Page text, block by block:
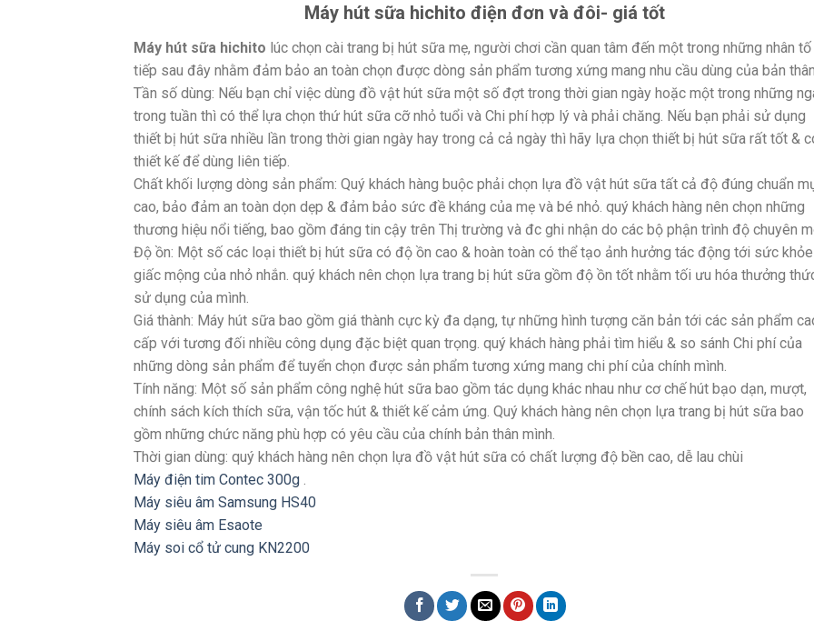
Máy hút sữa hichito điện đơn và đôi- giá tốt
Máy hút sữa hichito lúc chọn cài trang bị hút sữa mẹ, người chơi cần quan tâm đến một trong những nhân tố
tiếp sau đây nhằm đảm bảo an toàn chọn được dòng sản phẩm tương xứng mang nhu cầu dùng của bản
Tần số dùng: Nếu bạn chỉ việc dùng đồ vật hút sữa một số đợt trong thời gian ngày hoặc một trong những
trong tuần thì có thể lựa chọn thứ hút sữa cỡ nhỏ tuổi và Chi phí hợp lý và phải chăng. Nếu bạn phải sử dụng
thiết bị hút sữa nhiều lần trong thời gian ngày hay trong cả cả ngày thì hãy lựa chọn thiết bị hút sữa rất tốt &
thiết kế để dùng liên tiếp.
Chất khối lượng dòng sản phẩm: Quý khách hàng buộc phải chọn lựa đồ vật hút sữa tất cả độ đúng chuẩn
cao, bảo đảm an toàn dọn dẹp & đảm bảo sức đề kháng của mẹ và bé nhỏ. quý khách hàng nên chọn những
thương hiệu nổi tiếng, bao gồm đáng tin cậy trên Thị trường và đc ghi nhận do các bộ phận trình độ chuyên
Độ ồn: Một số các loại thiết bị hút sữa có độ ồn cao & hoàn toàn có thể tạo ảnh hưởng tác động tới sức
giấc mộng của nhỏ nhắn. quý khách nên chọn lựa trang bị hút sữa gồm độ ồn tốt nhằm tối ưu hóa thưởng
sử dụng của mình.
Giá thành: Máy hút sữa bao gồm giá thành cực kỳ đa dạng, tự những hình tượng căn bản tới các sản phẩm
cấp với tương đối nhiều công dụng đặc biệt quan trọng. quý khách hàng phải tìm hiểu & so sánh Chi phí của
những dòng sản phẩm để tuyển chọn được sản phẩm tương xứng mang chi phí của chính mình.
Tính năng: Một số sản phẩm công nghệ hút sữa bao gồm tác dụng khác nhau như cơ chế hút bạo dạn, mượt,
chính sách kích thích sữa, vận tốc hút & thiết kế cảm ứng. Quý khách hàng nên chọn lựa trang bị hút sữa bao
gồm những chức năng phù hợp có yêu cầu của chính bản thân mình.
Thời gian dùng: quý khách hàng nên chọn lựa đồ vật hút sữa có chất lượng độ bền cao, dễ lau chùi
Máy điện tim Contec 300g .
Máy siêu âm Samsung HS40
Máy siêu âm Esaote
Máy soi cổ tử cung KN2200